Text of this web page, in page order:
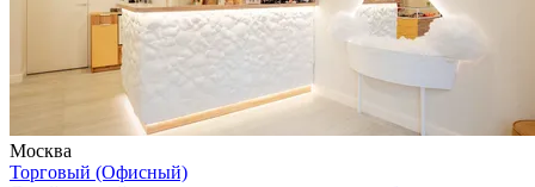
Москва
Торговый (Офисный)